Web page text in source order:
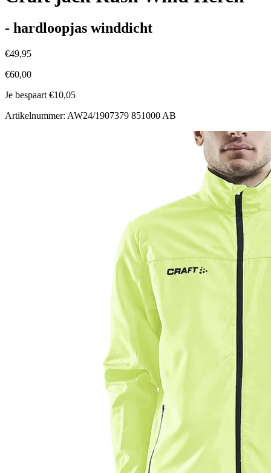
- hardloopjas winddicht
€49,95
€60,00
Je bespaart €10,05
Artikelnummer: AW24/1907379 851000 AB